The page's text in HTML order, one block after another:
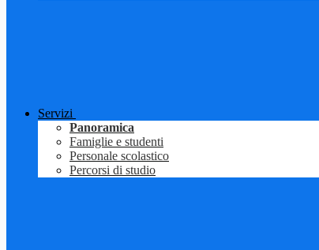
Servizi
Panoramica
Famiglie e studenti
Personale scolastico
Percorsi di studio